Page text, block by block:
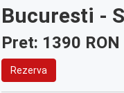
Bucuresti -
Pret: 1390 RON
Rezerva